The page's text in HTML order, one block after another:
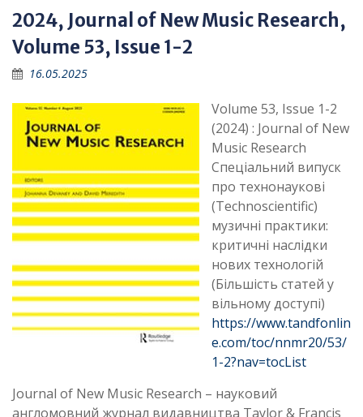
2024, Journal of New Music Research,
Volume 53, Issue 1-2
16.05.2025
Volume 53, Issue 1-2
(2024) : Journal of New
Music Research
Спеціальний випуск
про технонаукові
(Technoscientific)
музичні практики:
критичні наслідки
нових технологій
(Більшість статей у
вільному доступі)
https://www.tandfonlin
e.com/toc/nnmr20/53/
1-2?nav=tocList
Journal of New Music Research – науковий
англомовний журнал видавництва Taylor & Francis